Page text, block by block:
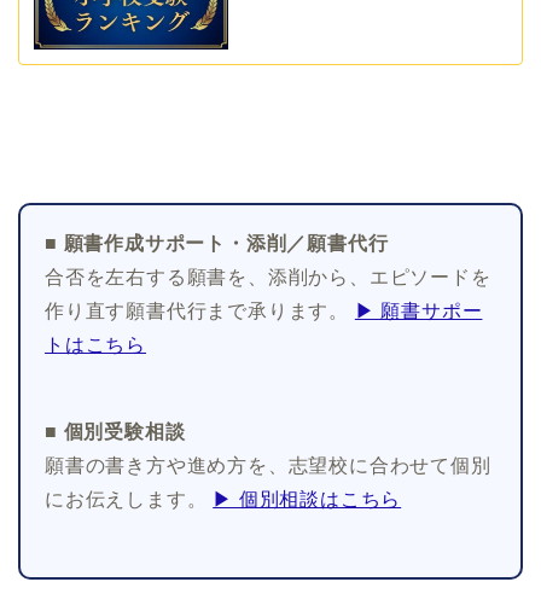
■ 願書作成サポート・添削／願書代行
合否を左右する願書を、添削から、エピソードを
作り直す願書代行まで承ります。
▶ 願書サポー
トはこちら
■ 個別受験相談
願書の書き方や進め方を、志望校に合わせて個別
にお伝えします。
▶ 個別相談はこちら